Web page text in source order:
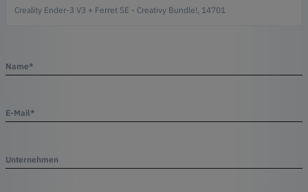
Name*
E-Mail*
Unternehmen